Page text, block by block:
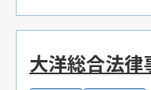
大洋総合法律